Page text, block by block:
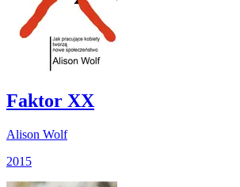
Faktor XX
Alison Wolf
2015